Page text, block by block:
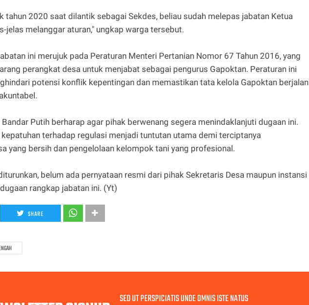
tahun 2020 saat dilantik sebagai Sekdes, beliau sudah melepas jabatan Ketua
jelas melanggar aturan," ungkap warga tersebut.
ini merujuk pada Peraturan Menteri Pertanian Nomor 67 Tahun 2016, yang
perangkat desa untuk menjabat sebagai pengurus Gapoktan. Peraturan ini
potensi konflik kepentingan dan memastikan tata kelola Gapoktan berjalan
Putih berharap agar pihak berwenang segera menindaklanjuti dugaan ini.
terhadap regulasi menjadi tuntutan utama demi terciptanya
yang bersih dan pengelolaan kelompok tani yang profesional.
belum ada pernyataan resmi dari pihak Sekretaris Desa maupun instansi
rangkap jabatan ini. (Yt)
SHARE
SED UT PERSPICIATIS UNDE OMNIS ISTE NATUS